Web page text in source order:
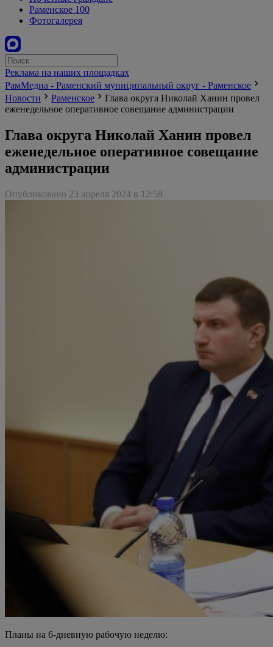
Раменское 100
Фотогалерея
Реклама на наших площадках
РамМедиа - Раменский муниципальный округ - Раменское
Новости
Раменское
Глава округа Николай Ханин провел
еженедельное оперативное совещание администрации
Глава округа Николай Ханин провел
еженедельное оперативное совещание
администрации
Опубликовано 23 апреля 2024 в 12:58
Планы на 6-дневную рабочую неделю: